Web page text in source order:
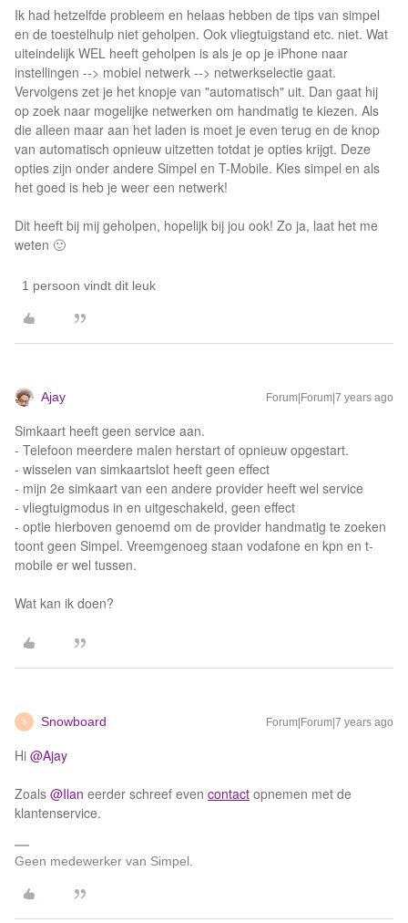
Ik had hetzelfde probleem en helaas hebben de tips van simpel
en de toestelhulp niet geholpen. Ook vliegtuigstand etc. niet. Wat
uiteindelijk WEL heeft geholpen is als je op je iPhone naar
instellingen --> mobiel netwerk --> netwerkselectie gaat.
Vervolgens zet je het knopje van "automatisch" uit. Dan gaat hij
op zoek naar mogelijke netwerken om handmatig te kiezen. Als
die alleen maar aan het laden is moet je even terug en de knop
van automatisch opnieuw uitzetten totdat je opties krijgt. Deze
opties zijn onder andere Simpel en T-Mobile. Kies simpel en als
het goed is heb je weer een netwerk!
Dit heeft bij mij geholpen, hopelijk bij jou ook! Zo ja, laat het me
weten 🙂
1 persoon vindt dit leuk
Ajay Forum|Forum|7 years ago
Simkaart heeft geen service aan.
- Telefoon meerdere malen herstart of opnieuw opgestart.
- wisselen van simkaartslot heeft geen effect
- mijn 2e simkaart van een andere provider heeft wel service
- vliegtuigmodus in en uitgeschakeld, geen effect
- optie hierboven genoemd om de provider handmatig te zoeken
toont geen Simpel. Vreemgenoeg staan vodafone en kpn en t-
mobile er wel tussen.
Wat kan ik doen?
S Snowboard Forum|Forum|7 years ago
Hi @Ajay
Zoals @Ilan eerder schreef even contact opnemen met de
klantenservice.
Geen medewerker van Simpel.